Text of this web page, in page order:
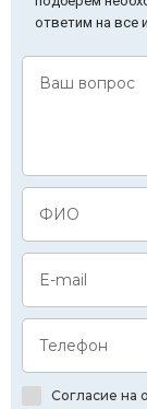
ответим на все
Ваш вопрос
ФИО
E-mail
Телефон
Согласие на